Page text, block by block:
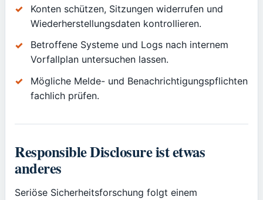
Konten schützen, Sitzungen widerrufen und
Wiederherstellungsdaten kontrollieren.
Betroffene Systeme und Logs nach internem
Vorfallplan untersuchen lassen.
Mögliche Melde- und Benachrichtigungspflichten
fachlich prüfen.
Responsible Disclosure ist etwas
anderes
Seriöse Sicherheitsforschung folgt einem